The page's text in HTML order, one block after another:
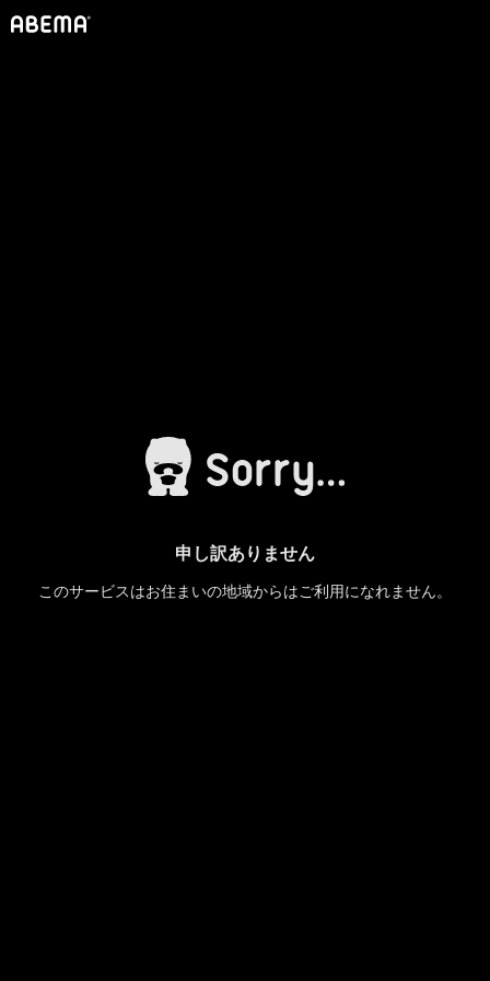
申し訳ありません
このサービスはお住まいの地域からはご利用になれません。